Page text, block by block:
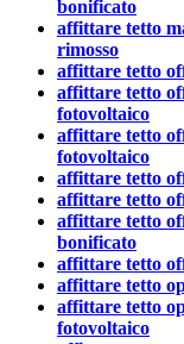
bonificato
affittare tetto
rimosso
affittare tetto
affittare tetto
fotovoltaico
affittare tetto
fotovoltaico
affittare tetto
affittare tetto
affittare tetto
bonificato
affittare tetto
affittare tetto
affittare tetto
fotovoltaico